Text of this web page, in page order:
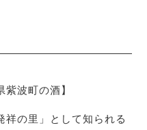
紫波町の酒】
祥の里」として知られる